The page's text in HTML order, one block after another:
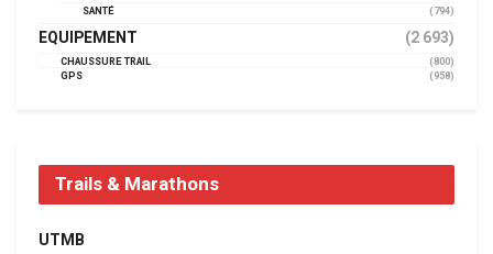
SANTÉ
(794)
EQUIPEMENT (2 693)
CHAUSSURE TRAIL
(800)
GPS
(958)
Trails & Marathons
UTMB